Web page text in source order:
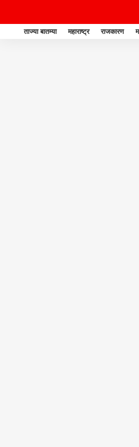
ताज्या बातम्या महाराष्ट्र राजकारण